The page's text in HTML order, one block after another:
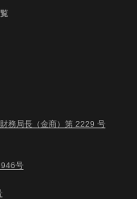
務局長（金商）第 2229 号
号